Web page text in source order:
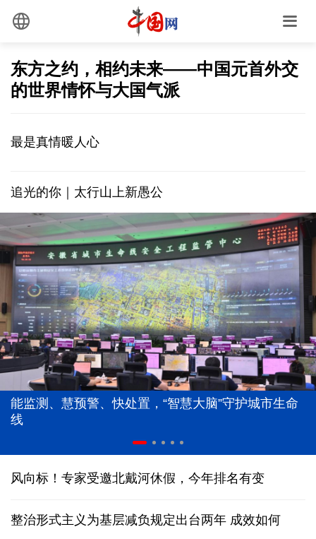
东方之约，相约未来——中国元首外交
的世界情怀与大国气派
最是真情暖人心
追光的你｜太行山上新愚公
能监测、慧预警、快处置，“智慧大脑”守护城市生命
线
风向标！专家受邀北戴河休假，今年排名有变
整治形式主义为基层减负规定出台两年 成效如何